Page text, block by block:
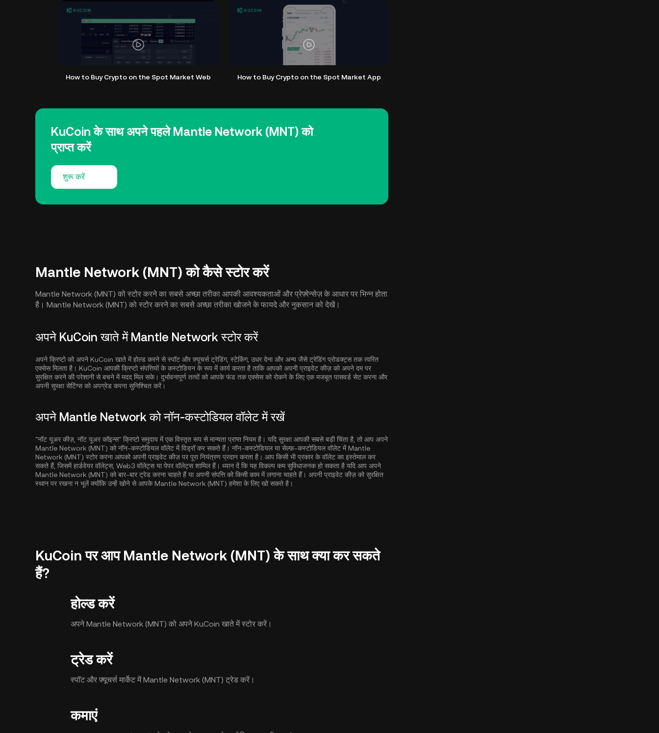
How to Buy Crypto on the Spot Market Web How to Buy Crypto on the Spot Market App
KuCoin के साथ अपने पहले Mantle Network (MNT) को
प्राप्त करें
शुरू करें
Mantle Network (MNT) को कैसे स्टोर करें
Mantle Network (MNT) को स्टोर करने का सबसे अच्छा तरीका आपकी आवश्यकताओं और प्रेफ़्रेन्सेज़ के आधार पर भिन्न होता
है। Mantle Network (MNT) को स्टोर करने का सबसे अच्छा तरीका खोजने के फायदे और नुकसान को देखें।
अपने KuCoin खाते में Mantle Network स्टोर करें
अपने क्रिप्टो को अपने KuCoin खाते में होल्ड करने से स्पॉट और फ़्यूचर्स ट्रेडिंग, स्टेकिंग, उधर देना और अन्य जैसे ट्रेडिंग प्रोडक्ट्स तक त्वरित
एक्सेस मिलता है। KuCoin आपकी क्रिप्टो संपत्तियों के कस्टोडियन के रूप में कार्य करता है ताकि आपको अपनी प्राइवेट कीज़ को अपने दम पर
सुरक्षित करने की परेशानी से बचने में मदद मिल सके। दुर्भावनापूर्ण तत्वों को आपके फंड तक एक्सेस को रोकने के लिए एक मजबूत पासवर्ड सेट करना और
अपनी सुरक्षा सेटिंग्स को अपग्रेड करना सुनिश्चित करें।
अपने Mantle Network को नॉन-कस्टोडियल वॉलेट में रखें
"नॉट यूअर कीज़, नॉट यूअर कॉइन्स" क्रिप्टो समुदाय में एक विस्तृत रूप से मान्यता प्राप्त नियम है। यदि सुरक्षा आपकी सबसे बड़ी चिंता है, तो आप अपने
Mantle Network (MNT) को नॉन-कस्टोडियल वॉलेट में विड्रॉ कर सकते हैं। नॉन-कस्टोडियल या सेल्फ़-कस्टोडियल वॉलेट में Mantle
Network (MNT) स्टोर करना आपको अपनी प्राइवेट कीज़ पर पूरा नियंत्रण प्रदान करता है। आप किसी भी प्रकार के वॉलेट का इस्तेमाल कर
सकते हैं, जिसमें हार्डवेयर वॉलेट्स, Web3 वॉलेट्स या पेपर वॉलेट्स शामिल हैं। ध्यान दें कि यह विकल्प कम सुविधाजनक हो सकता है यदि आप अपने
Mantle Network (MNT) को बार-बार ट्रेड करना चाहते हैं या अपनी संपत्ति को किसी काम में लगाना चाहते हैं। अपनी प्राइवेट कीज़ को सुरक्षित
स्थान पर रखना न भूलें क्योंकि उन्हें खोने से आपके Mantle Network (MNT) हमेशा के लिए खो सकते है।
KuCoin पर आप Mantle Network (MNT) के साथ क्या कर सकते
हैं?
होल्ड करें
अपने Mantle Network (MNT) को अपने KuCoin खाते में स्टोर करें।
ट्रेड करें
स्पॉट और फ़्यूचर्स मार्केट में Mantle Network (MNT) ट्रेड करें।
कमाएं